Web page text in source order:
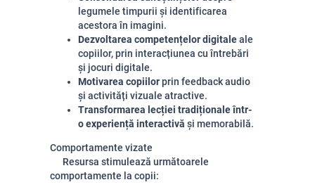
legumele timpurii și identificarea
acestora în imagini.
Dezvoltarea competențelor digitaleale
copiilor, prin interacțiunea cu întrebări
și jocuri digitale.
Motivarea copiilorprin feedback audio
și activități vizuale atractive.
Transformarea lecției tradiționale într-
o experiență interactivă și memorabilă.
Comportamente vizate
Resursa stimulează următoarele
comportamente la copii: